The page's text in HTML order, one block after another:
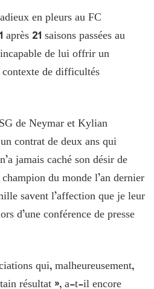
en pleurs au FC
21 saisons passées au
de lui offrir un
de difficultés
de Neymar et Kylian
contrat de deux ans qui
jamais caché son désir de
du monde l’an dernier
savent l’affection que je leur
d’une conférence de presse
qui, malheureusement,
résultat », a-t-il encore